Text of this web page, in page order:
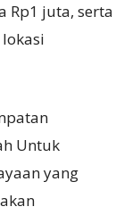
Rp1 juta, serta
Untuk
yang